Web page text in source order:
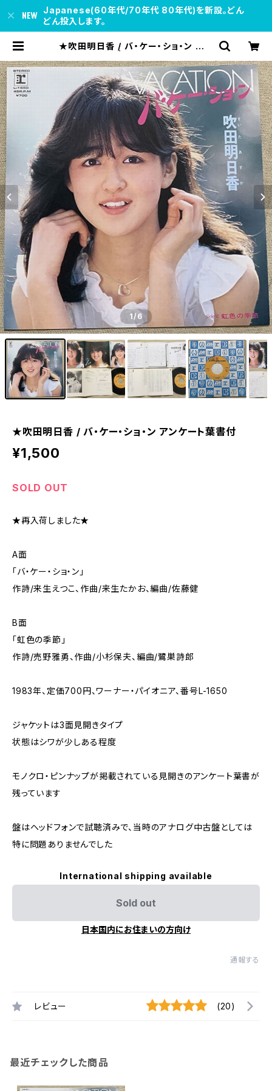
Japanese(60年代/70年代 80年代)を新設。どん
どん投入します。
★吹田明日香 / バ・ケー・ショ・ン アン
ords
1/6
★吹田明日香 / バ・ケー・ショ・ン アンケート葉書付
¥1,500
SOLD OUT
★再入荷しました★
A面
「バ・ケー・ショ・ン」
作詩/来生えつこ、作曲/来生たかお、編曲/佐藤健
B面
「虹色の季節」
作詩/売野雅勇、作曲/小杉保夫、編曲/鷺巣詩郎
1983年、定価700円、ワーナー・パイオニア、番号L-1650
ジャケットは3面見開きタイプ
状態はシワが少しある程度
モノクロ・ピンナップが掲載されている見開きのアンケート葉書が
残っています
盤はヘッドフォンで試聴済みで、当時のアナログ中古盤としては
特に問題ありませんでした
International shipping available
Sold out
日本国内にお住まいの方向け
通報する
レビュー (20)
最近チェックした商品